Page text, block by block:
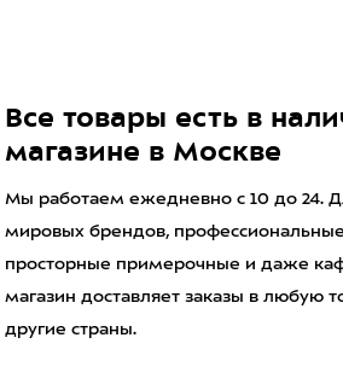
Все товары есть в
магазине в Москве
Мы работаем ежедневно с 10 до 24.
мировых брендов,
просторные примерочные и даже
магазин доставляет заказы в любую
другие страны.